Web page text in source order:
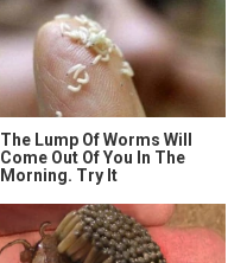
The Lump Of Worms Will
Come Out Of You In The
Morning. Try It